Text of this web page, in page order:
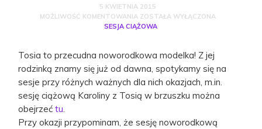
5 KWIETNIA 2015
MOŻLIWOŚĆ KOMENTOWANIA ZOSTAŁA WYŁĄCZONA
SESJA CIĄŻOWA
Tosia to przecudna noworodkowa modelka! Z jej
rodzinką znamy się już od dawna, spotykamy się na
sesje przy różnych ważnych dla nich okazjach, m.in.
sesję ciążową Karoliny z Tosią w brzuszku można
obejrzećtu.
Przy okazji przypominam, że sesję noworodkową